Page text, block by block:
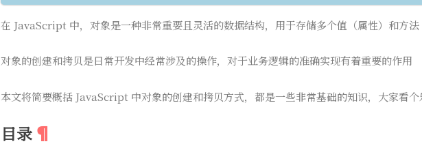
在 JavaScript 中，对象是一种非常重要且灵活的数据结构，用于存储多个值（属性）和方法
对象的创建和拷贝是日常开发中经常涉及的操作，对于业务逻辑的准确实现有着重要的作用
本文将简要概括 JavaScript 中对象的创建和拷贝方式，都是一些非常基础的知识，大家看个
目录